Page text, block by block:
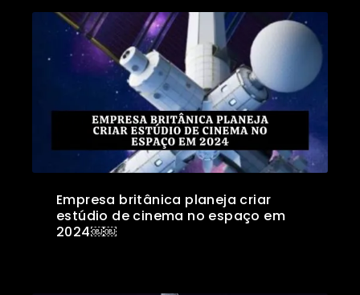
Empresa britânica planeja criar
estúdio de cinema no espaço em
2024￼￼